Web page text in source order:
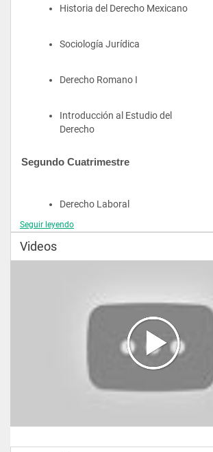
Historia del Derecho Mexicano
Sociología Jurídica
Derecho Romano I
Introducción al Estudio del
Derecho
Segundo Cuatrimestre
Derecho Laboral
Derecho Romano II
Seguir leyendo
Videos